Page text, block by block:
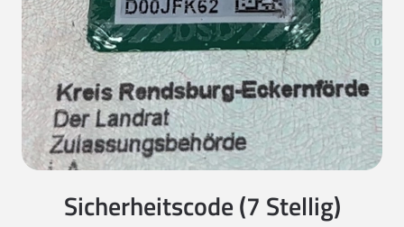
Sicherheitscode (7 Stellig)